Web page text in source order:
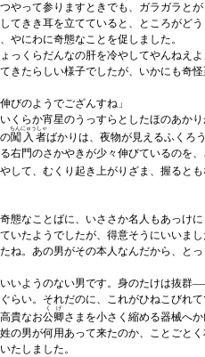
やって参りますときでも、ガラガラと
てきき耳を立てていると、ところがど
やにわに奇態なことを促しました。
くらだんなの肝を冷やしてやんねえよ
たらしい様子でしたが、いかにも奇怪
びのようでござんすね」
らか宵星のうっすらとしたほのあか
闖入者
ちんにゅうしゃ
ばかりは、夜物が見えるふくろ
右門のさかやきが少々伸びているのを
して、むくり起き上がりざま、握るとも
なことばに、いささか名人もあっけ
たようでしたが、得意そうにいいまし
ね。あの男がその本人なんだから、と
いようのない男です。身のたけは抜群
らい。それだのに、これがひねこびれ
貴なお公卿
くげ
さまを小さく縮める器械へ
の男が何用あって来たのか、ことごと
たしました。